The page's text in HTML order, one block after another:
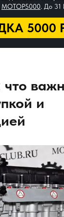
5000
МОТОР5000. До
что
и